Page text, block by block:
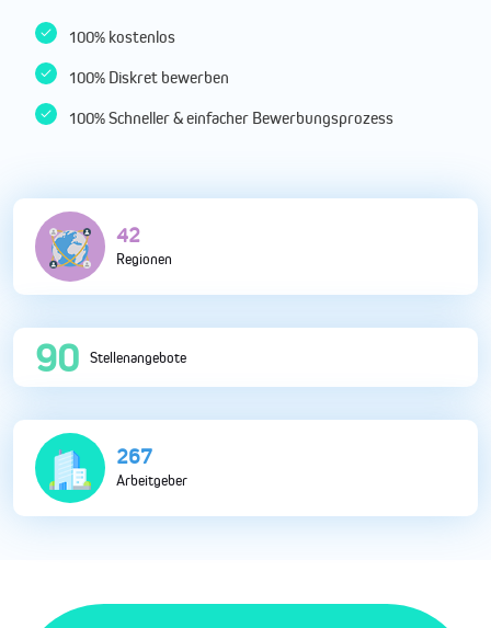
100% kostenlos
100% Diskret bewerben
100% Schneller & einfacher Bewerbungsprozess
111
Regionen
238 Stellenangebote
704
Arbeitgeber